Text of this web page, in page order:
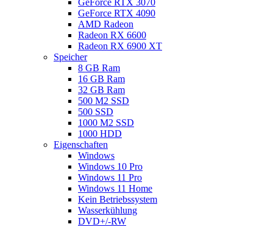
GeForce RTX 4090
AMD Radeon
Radeon RX 6600
Radeon RX 6900 XT
Speicher
8 GB Ram
16 GB Ram
32 GB Ram
500 M2 SSD
500 SSD
1000 M2 SSD
1000 HDD
Eigenschaften
Windows
Windows 10 Pro
Windows 11 Pro
Windows 11 Home
Kein Betriebssystem
Wasserkühlung
DVD+/-RW